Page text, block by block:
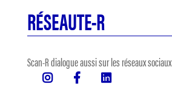
RÉSEAUTE-R
Scan-R dialogue aussi sur les réseaux sociaux